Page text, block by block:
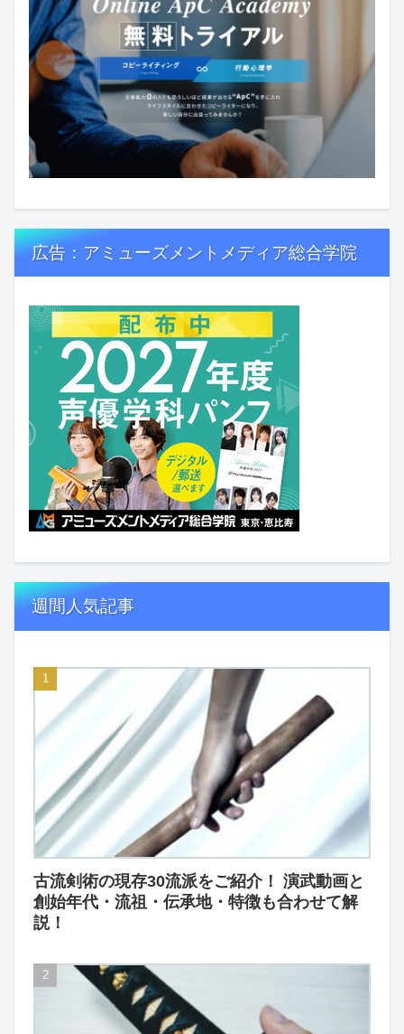
広告：アミューズメントメディア総合学院
週間人気記事
古流剣術の現存30流派をご紹介！ 演武動画と
創始年代・流祖・伝承地・特徴も合わせて解
説！